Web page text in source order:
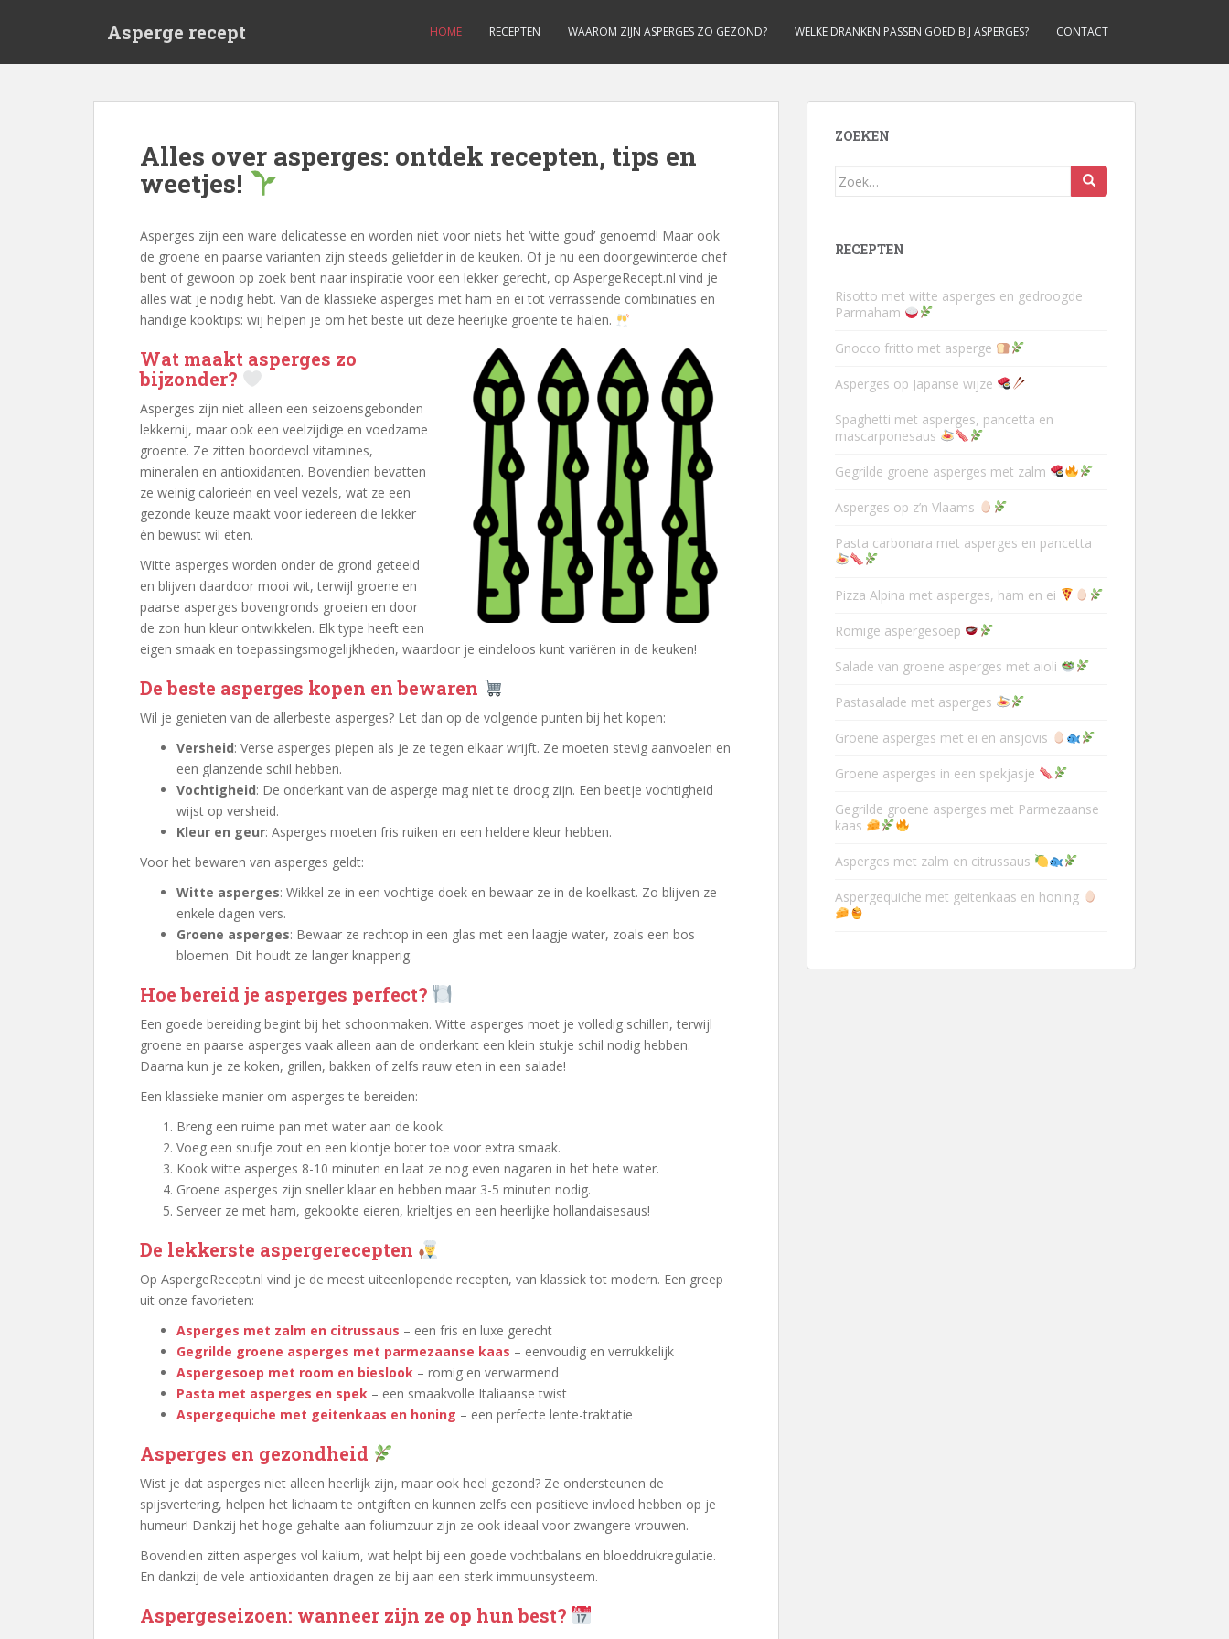
Asperge recept HOME RECEPTEN WAAROM ZIJN ASPERGES ZO GEZOND? WELKE DRANKEN PASSEN GOED BIJ ASPERGES? CONTACT
Alles over asperges: ontdek recepten, tips en
weetjes!
Asperges zijn een ware delicatesse en worden niet voor niets het ‘witte goud’ genoemd! Maar ook
de groene en paarse varianten zijn steeds geliefder in de keuken. Of je nu een doorgewinterde chef
bent of gewoon op zoek bent naar inspiratie voor een lekker gerecht, op AspergeRecept.nl vind je
alles wat je nodig hebt. Van de klassieke asperges met ham en ei tot verrassende combinaties en
handige kooktips: wij helpen je om het beste uit deze heerlijke groente te halen.
Wat maakt asperges zo
bijzonder?
Asperges zijn niet alleen een seizoensgebonden
lekkernij, maar ook een veelzijdige en voedzame
groente. Ze zitten boordevol vitamines,
mineralen en antioxidanten. Bovendien bevatten
ze weinig calorieën en veel vezels, wat ze een
gezonde keuze maakt voor iedereen die lekker
én bewust wil eten.
Witte asperges worden onder de grond geteeld
en blijven daardoor mooi wit, terwijl groene en
paarse asperges bovengronds groeien en door
de zon hun kleur ontwikkelen. Elk type heeft een
eigen smaak en toepassingsmogelijkheden, waardoor je eindeloos kunt variëren in de keuken!
De beste asperges kopen en bewaren
Wil je genieten van de allerbeste asperges? Let dan op de volgende punten bij het kopen:
Versheid: Verse asperges piepen als je ze tegen elkaar wrijft. Ze moeten stevig aanvoelen en
een glanzende schil hebben.
Vochtigheid: De onderkant van de asperge mag niet te droog zijn. Een beetje vochtigheid
wijst op versheid.
Kleur en geur: Asperges moeten fris ruiken en een heldere kleur hebben.
Voor het bewaren van asperges geldt:
Witte asperges: Wikkel ze in een vochtige doek en bewaar ze in de koelkast. Zo blijven ze
enkele dagen vers.
Groene asperges: Bewaar ze rechtop in een glas met een laagje water, zoals een bos
bloemen. Dit houdt ze langer knapperig.
Hoe bereid je asperges perfect?
Een goede bereiding begint bij het schoonmaken. Witte asperges moet je volledig schillen, terwijl
groene en paarse asperges vaak alleen aan de onderkant een klein stukje schil nodig hebben.
Daarna kun je ze koken, grillen, bakken of zelfs rauw eten in een salade!
Een klassieke manier om asperges te bereiden:
Breng een ruime pan met water aan de kook.
Voeg een snufje zout en een klontje boter toe voor extra smaak.
Kook witte asperges 8-10 minuten en laat ze nog even nagaren in het hete water.
Groene asperges zijn sneller klaar en hebben maar 3-5 minuten nodig.
Serveer ze met ham, gekookte eieren, krieltjes en een heerlijke hollandaisesaus!
De lekkerste aspergerecepten
Op AspergeRecept.nl vind je de meest uiteenlopende recepten, van klassiek tot modern. Een greep
uit onze favorieten:
Asperges met zalm en citrussaus – een fris en luxe gerecht
Gegrilde groene asperges met parmezaanse kaas – eenvoudig en verrukkelijk
Aspergesoep met room en bieslook – romig en verwarmend
Pasta met asperges en spek – een smaakvolle Italiaanse twist
Aspergequiche met geitenkaas en honing – een perfecte lente-traktatie
Asperges en gezondheid
Wist je dat asperges niet alleen heerlijk zijn, maar ook heel gezond? Ze ondersteunen de
spijsvertering, helpen het lichaam te ontgiften en kunnen zelfs een positieve invloed hebben op je
humeur! Dankzij het hoge gehalte aan foliumzuur zijn ze ook ideaal voor zwangere vrouwen.
Bovendien zitten asperges vol kalium, wat helpt bij een goede vochtbalans en bloeddrukregulatie.
En dankzij de vele antioxidanten dragen ze bij aan een sterk immuunsysteem.
Aspergeseizoen: wanneer zijn ze op hun best?
ZOEKEN
Zoek
RECEPTEN
Risotto met witte asperges en gedroogde
Parmaham
Gnocco fritto met asperge
Asperges op Japanse wijze
Spaghetti met asperges, pancetta en
mascarponesaus
Gegrilde groene asperges met zalm
Asperges op z’n Vlaams
Pasta carbonara met asperges en pancetta
Pizza Alpina met asperges, ham en ei
Romige aspergesoep
Salade van groene asperges met aioli
Pastasalade met asperges
Groene asperges met ei en ansjovis
Groene asperges in een spekjasje
Gegrilde groene asperges met Parmezaanse
kaas
Asperges met zalm en citrussaus
Aspergequiche met geitenkaas en honing